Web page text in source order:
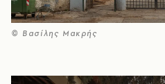
© Βασίλης Μακρής